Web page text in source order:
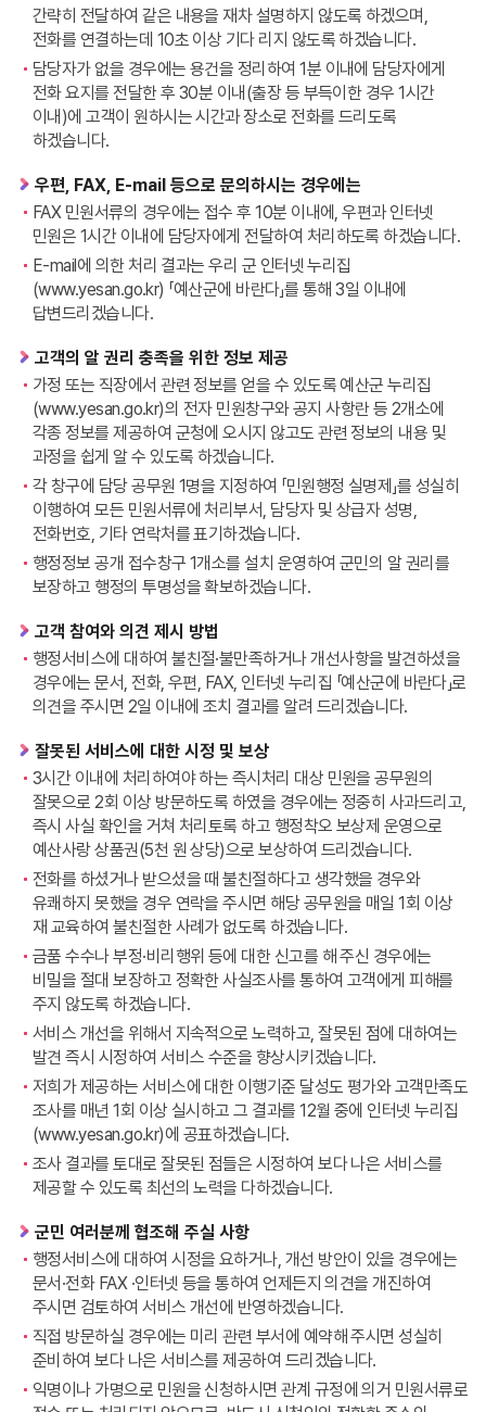
간략히 전달하여 같은 내용을 재차 설명하지 않도록 하겠으며,
전화를 연결하는데 10초 이상 기다 리지 않도록 하겠습니다.
담당자가 없을 경우에는 용건을 정리하여 1분 이내에 담당자에게
전화 요지를 전달한 후 30분 이내(출장 등 부득이한 경우 1시간
이내)에 고객이 원하시는 시간과 장소로 전화를 드리도록
하겠습니다.
우편, FAX, E-mail 등으로 문의하시는 경우에는
FAX 민원서류의 경우에는 접수 후 10분 이내에, 우편과 인터넷
민원은 1시간 이내에 담당자에게 전달하여 처리하도록 하겠습니다.
E-mail에 의한 처리 결과는 우리 군 인터넷 누리집
(www.yesan.go.kr) 「예산군에 바란다」를 통해 3일 이내에
답변드리겠습니다.
고객의 알 권리 충족을 위한 정보 제공
가정 또는 직장에서 관련 정보를 얻을 수 있도록 예산군 누리집
(www.yesan.go.kr)의 전자 민원창구와 공지 사항란 등 2개소에
각종 정보를 제공하여 군청에 오시지 않고도 관련 정보의 내용 및
과정을 쉽게 알 수 있도록 하겠습니다.
각 창구에 담당 공무원 1명을 지정하여 「민원행정 실명제」를 성실히
이행하여 모든 민원서류에 처리부서, 담당자 및 상급자 성명,
전화번호, 기타 연락처를 표기하겠습니다.
행정정보 공개 접수창구 1개소를 설치 운영하여 군민의 알 권리를
보장하고 행정의 투명성을 확보하겠습니다.
고객 참여와 의견 제시 방법
행정서비스에 대하여 불친절·불만족하거나 개선사항을 발견하셨을
경우에는 문서, 전화, 우편, FAX, 인터넷 누리집 「예산군에 바란다」로
의견을 주시면 2일 이내에 조치 결과를 알려 드리겠습니다.
잘못된 서비스에 대한 시정 및 보상
3시간 이내에 처리하여야 하는 즉시처리 대상 민원을 공무원의
잘못으로 2회 이상 방문하도록 하였을 경우에는 정중히 사과드리고,
즉시 사실 확인을 거쳐 처리토록 하고 행정착오 보상제 운영으로
예산사랑 상품권(5천 원 상당)으로 보상하여 드리겠습니다.
전화를 하셨거나 받으셨을 때 불친절하다고 생각했을 경우와
유쾌하지 못했을 경우 연락을 주시면 해당 공무원을 매일 1회 이상
재 교육하여 불친절한 사례가 없도록 하겠습니다.
금품 수수나 부정·비리행위 등에 대한 신고를 해 주신 경우에는
비밀을 절대 보장하고 정확한 사실조사를 통하여 고객에게 피해를
주지 않도록 하겠습니다.
서비스 개선을 위해서 지속적으로 노력하고, 잘못된 점에 대하여는
발견 즉시 시정하여 서비스 수준을 향상시키겠습니다.
저희가 제공하는 서비스에 대한 이행기준 달성도 평가와 고객만족도
조사를 매년 1회 이상 실시하고 그 결과를 12월 중에 인터넷 누리집
(www.yesan.go.kr)에 공표하겠습니다.
조사 결과를 토대로 잘못된 점들은 시정하여 보다 나은 서비스를
제공할 수 있도록 최선의 노력을 다하겠습니다.
군민 여러분께 협조해 주실 사항
행정서비스에 대하여 시정을 요하거나, 개선 방안이 있을 경우에는
문서·전화 FAX ·인터넷 등을 통하여 언제든지 의견을 개진하여
주시면 검토하여 서비스 개선에 반영하겠습니다.
직접 방문하실 경우에는 미리 관련 부서에 예약해 주시면 성실히
준비하여 보다 나은 서비스를 제공하여 드리겠습니다.
익명이나 가명으로 민원을 신청하시면 관계 규정에 의거 민원서류로